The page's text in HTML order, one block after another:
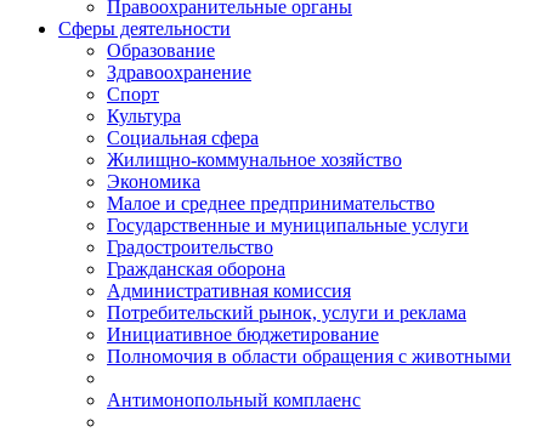
Правоохранительные органы
Сферы деятельности
Образование
Здравоохранение
Спорт
Культура
Социальная сфера
Жилищно-коммунальное хозяйство
Экономика
Малое и среднее предпринимательство
Государственные и муниципальные услуги
Градостроительство
Гражданская оборона
Административная комиссия
Потребительский рынок, услуги и реклама
Инициативное бюджетирование
Полномочия в области обращения с животными
Антимонопольный комплаенс